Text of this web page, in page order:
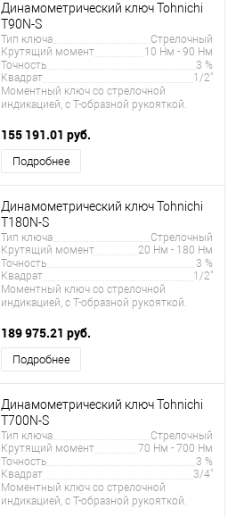
Динамометрический ключ Tohnichi
T90N-S
Тип ключа
Стрелочный
Крутящий момент
10 Нм - 90 Нм
Точность
3 %
Квадрат
1/2"
Моментный ключ со стрелочной
индикацией, с Т-образной рукояткой.
155 191.01 руб.
Подробнее
Динамометрический ключ Tohnichi
T180N-S
Тип ключа
Стрелочный
Крутящий момент
20 Нм - 180 Нм
Точность
3 %
Квадрат
1/2"
Моментный ключ со стрелочной
индикацией, с Т-образной рукояткой.
189 975.21 руб.
Подробнее
Динамометрический ключ Tohnichi
T700N-S
Тип ключа
Стрелочный
Крутящий момент
70 Нм - 700 Нм
Точность
3 %
Квадрат
3/4"
Моментный ключ со стрелочной
индикацией, с Т-образной рукояткой.